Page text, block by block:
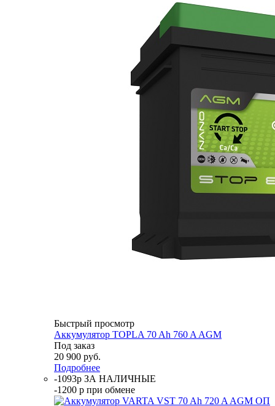
Быстрый просмотр
Аккумулятор TOPLA 70 Ah 760 A AGM
Под заказ
20 900 руб.
Подробнее
-1093р ЗА НАЛИЧНЫЕ
-1200 р при обмене